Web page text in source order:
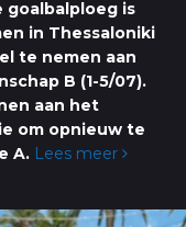
goalbalploeg is
in Thessaloniki
te nemen aan
B (1-5/07).
aan het
om opnieuw te
A. Lees meer